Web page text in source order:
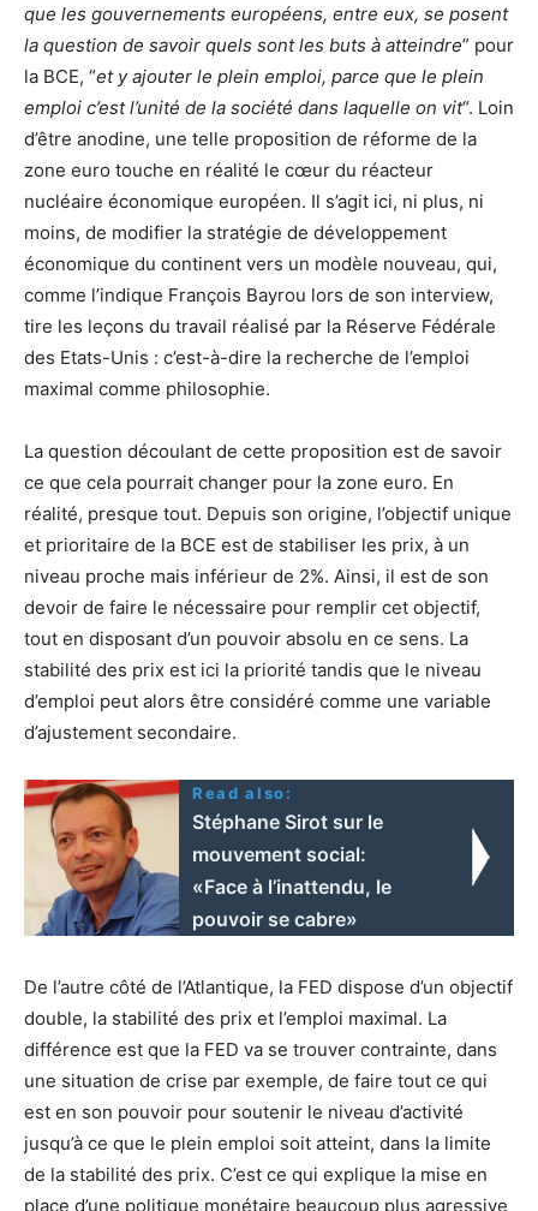
que les gouvernements européens, entre eux, se posent
la question de savoir quels sont les buts à atteindre” pour
la BCE, “et y ajouter le plein emploi, parce que le plein
emploi c’est l’unité de la société dans laquelle on vit“. Loin
d’être anodine, une telle proposition de réforme de la
zone euro touche en réalité le cœur du réacteur
nucléaire économique européen. Il s’agit ici, ni plus, ni
moins, de modifier la stratégie de développement
économique du continent vers un modèle nouveau, qui,
comme l’indique François Bayrou lors de son interview,
tire les leçons du travail réalisé par la Réserve Fédérale
des Etats-Unis : c’est-à-dire la recherche de l’emploi
maximal comme philosophie.
La question découlant de cette proposition est de savoir
ce que cela pourrait changer pour la zone euro. En
réalité, presque tout. Depuis son origine, l’objectif unique
et prioritaire de la BCE est de stabiliser les prix, à un
niveau proche mais inférieur de 2%. Ainsi, il est de son
devoir de faire le nécessaire pour remplir cet objectif,
tout en disposant d’un pouvoir absolu en ce sens. La
stabilité des prix est ici la priorité tandis que le niveau
d’emploi peut alors être considéré comme une variable
d’ajustement secondaire.
Read also:
Stéphane Sirot sur le
mouvement social:
«Face à l’inattendu, le
pouvoir se cabre»
De l’autre côté de l’Atlantique, la FED dispose d’un objectif
double, la stabilité des prix et l’emploi maximal. La
différence est que la FED va se trouver contrainte, dans
une situation de crise par exemple, de faire tout ce qui
est en son pouvoir pour soutenir le niveau d’activité
jusqu’à ce que le plein emploi soit atteint, dans la limite
de la stabilité des prix. C’est ce qui explique la mise en
place d’une politique monétaire beaucoup plus agressive